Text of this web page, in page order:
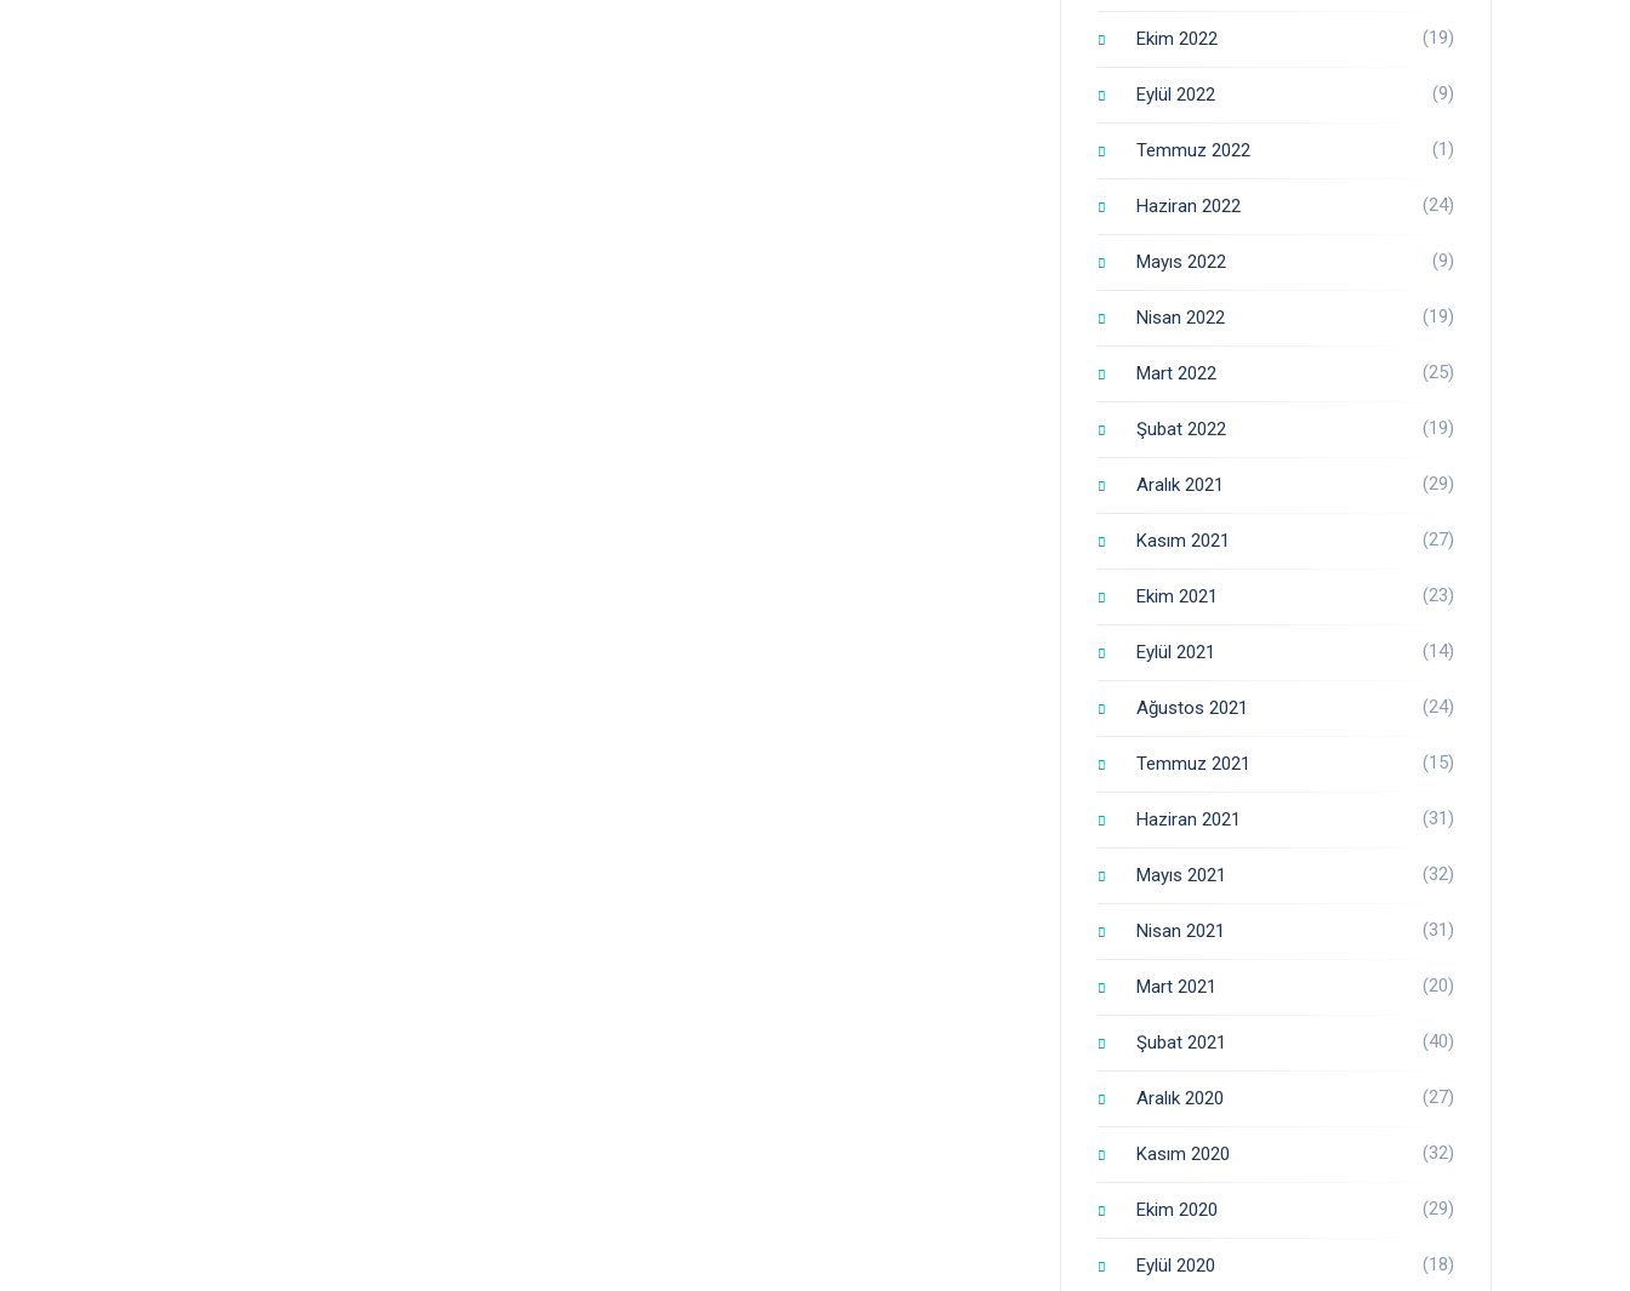
Ekim 2022 (19)
Eylül 2022 (9)
Temmuz 2022 (1)
Haziran 2022 (24)
Mayıs 2022 (9)
Nisan 2022 (19)
Mart 2022 (25)
Şubat 2022 (19)
Aralık 2021 (29)
Kasım 2021 (27)
Ekim 2021 (23)
Eylül 2021 (14)
Ağustos 2021 (24)
Temmuz 2021 (15)
Haziran 2021 (31)
Mayıs 2021 (32)
Nisan 2021 (31)
Mart 2021 (20)
Şubat 2021 (40)
Aralık 2020 (27)
Kasım 2020 (32)
Ekim 2020 (29)
Eylül 2020 (18)